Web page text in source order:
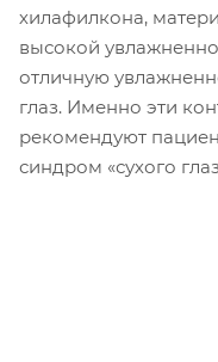
хилафилкона,
высокой
отличную
глаз. Именно эти
рекомендуют
синдром «сухого